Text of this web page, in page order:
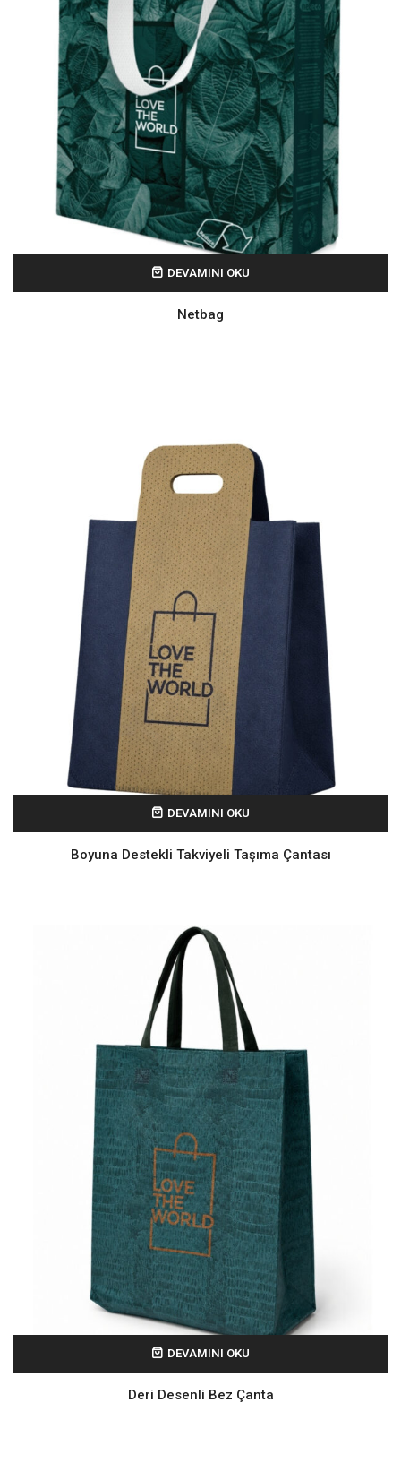
DEVAMINI OKU
Netbag
DEVAMINI OKU
Boyuna Destekli Takviyeli Taşıma Çantası
DEVAMINI OKU
Deri Desenli Bez Çanta